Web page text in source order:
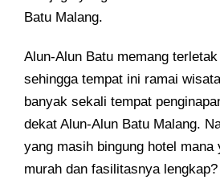
Batu Malang.
Alun-Alun Batu memang
sehingga tempat ini ramai
banyak sekali tempat
dekat Alun-Alun Batu Malang.
yang masih bingung hotel mana
murah dan fasilitasnya lengkap?